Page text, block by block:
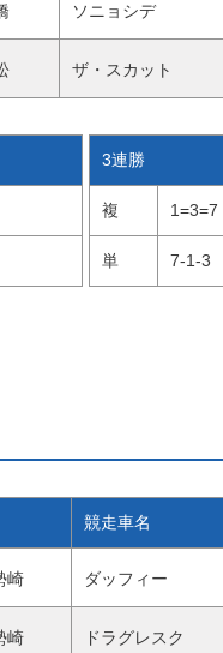
ソニョシデ
ザ・スカット
3連勝
複 1=3=7
単 7-1-3
競走車名
崎 ダッフィー
崎 ドラグレスク